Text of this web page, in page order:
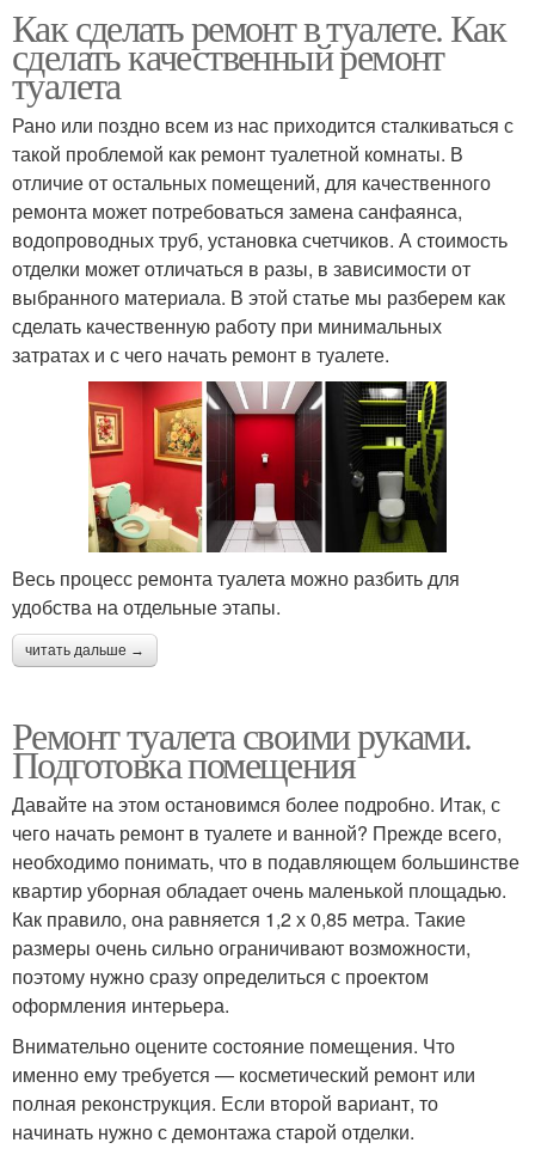
Как сделать ремонт в туалете. Как
сделать качественный ремонт
туалета
Рано или поздно всем из нас приходится сталкиваться с
такой проблемой как ремонт туалетной комнаты. В
отличие от остальных помещений, для качественного
ремонта может потребоваться замена санфаянса,
водопроводных труб, установка счетчиков. А стоимость
отделки может отличаться в разы, в зависимости от
выбранного материала. В этой статье мы разберем как
сделать качественную работу при минимальных
затратах и с чего начать ремонт в туалете.
Весь процесс ремонта туалета можно разбить для
удобства на отдельные этапы.
читать дальше →
Ремонт туалета своими руками.
Подготовка помещения
Давайте на этом остановимся более подробно. Итак, с
чего начать ремонт в туалете и ванной? Прежде всего,
необходимо понимать, что в подавляющем большинстве
квартир уборная обладает очень маленькой площадью.
Как правило, она равняется 1,2 х 0,85 метра. Такие
размеры очень сильно ограничивают возможности,
поэтому нужно сразу определиться с проектом
оформления интерьера.
Внимательно оцените состояние помещения. Что
именно ему требуется — косметический ремонт или
полная реконструкция. Если второй вариант, то
начинать нужно с демонтажа старой отделки.